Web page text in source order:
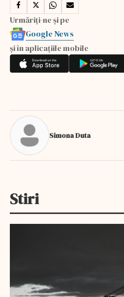
Urmăriți-ne și pe
Google News
și în aplicațiile mobile
Simona Duta
Stiri